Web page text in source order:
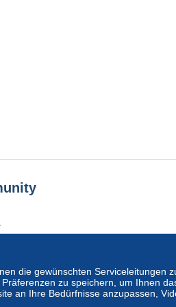
die gewünschten Serviceleitungen
zu speichern, um Ihnen
an Ihre Bedürfnisse anzupassen,